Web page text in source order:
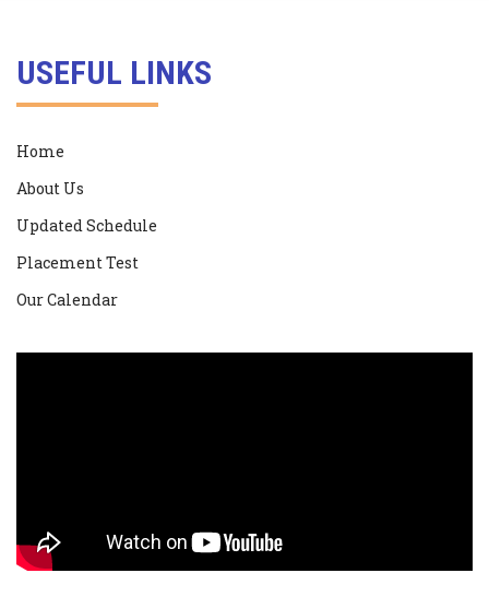
USEFUL LINKS
Home
About Us
Updated Schedule
Placement Test
Our Calendar